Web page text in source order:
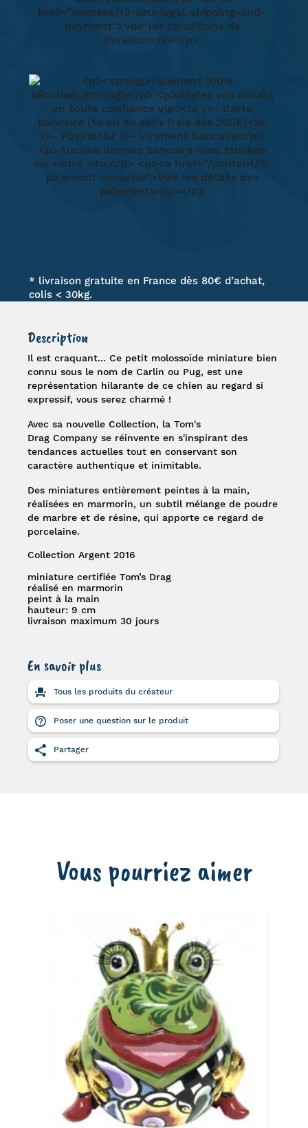
* livraison gratuite en France dès 80€ d’achat,
colis < 30kg.
Description
Il est craquant... Ce petit molossoïde miniature bien
connu sous le nom deCarlin ou Pug, est une
représentation hilarante de ce chien au regard si
expressif, vous serez charmé !
Avec sa nouvelle Collection, laTom's
Drag Companyse réinvente en s'inspirant des
tendances actuelles tout en conservant son
caractère authentique et inimitable.
Des miniatures entièrement peintes à la main,
réalisées en marmorin, un subtil mélange de poudre
de marbre et de résine, qui apporte ce regard de
porcelaine.
Collection Argent 2016
miniature certifiée Tom’s Drag
réalisé en marmorin
peint à la main
hauteur: 9 cm
livraison maximum 30 jours
En savoir plus
Tous les produits du créateur
Poser une question sur le produit
Partager
Vous pourriez aimer